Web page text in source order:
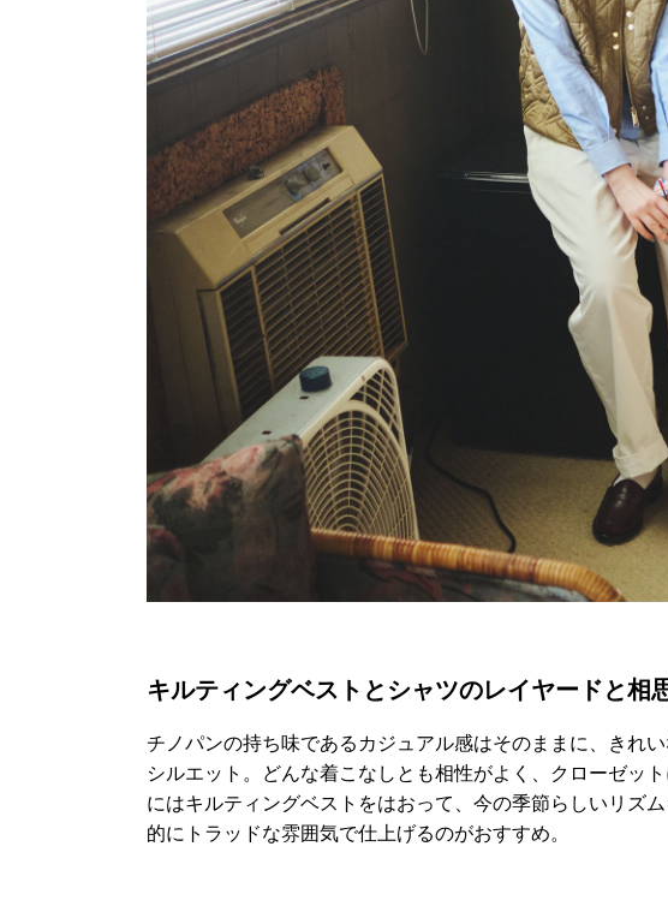
キルティングベストとシャツのレイヤードと相
チノパンの持ち味であるカジュアル感はそのままに、きれ
シルエット。どんな着こなしとも相性がよく、クローゼッ
にはキルティングベストをはおって、今の季節らしいリズ
的にトラッドな雰囲気で仕上げるのがおすすめ。